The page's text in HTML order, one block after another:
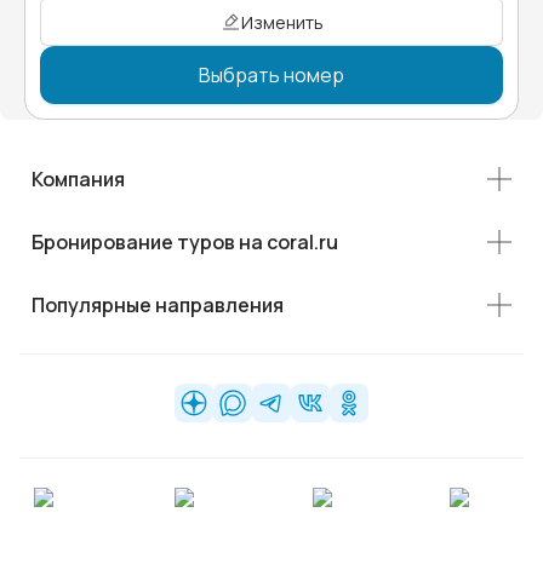
Изменить
Выбрать номер
Компания
Бронирование туров на coral.ru
Популярные направления